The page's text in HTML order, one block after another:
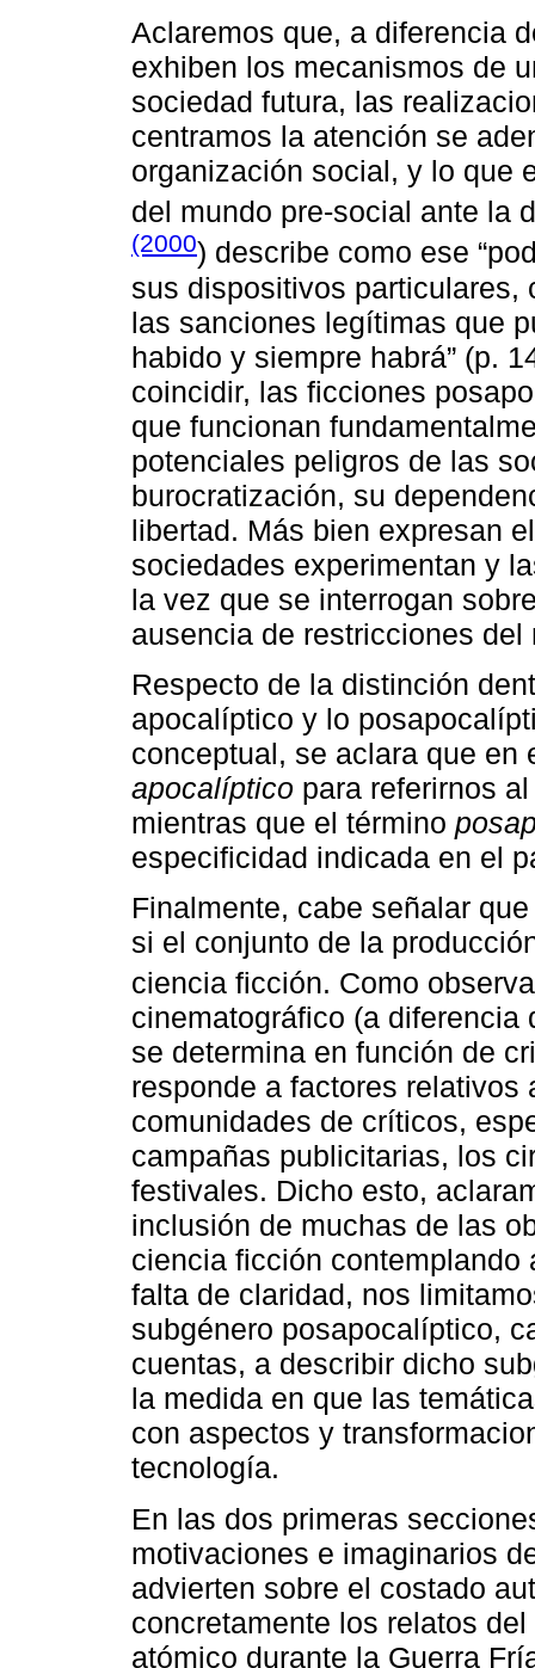
Aclaremos que, a diferencia
exhiben los mecanismos de
sociedad futura, las
centramos la atención se
organización social, y lo que
del mundo pre-social ante la
(2000) describe como ese
sus dispositivos particulares,
las sanciones legítimas que
habido y siempre habrá” (p.
coincidir, las ficciones
que funcionan
potenciales peligros de las
burocratización, su
libertad. Más bien expresan
sociedades experimentan y
la vez que se interrogan
ausencia de restricciones del
Respecto de la distinción
apocalíptico y lo
conceptual, se aclara que
apocalíptico para referirnos
mientras que el término
especificidad indicada en el
Finalmente, cabe señalar
si el conjunto de la
ciencia ficción. Como
cinematográfico (a
se determina en función de
responde a factores
comunidades de críticos,
campañas publicitarias, los
festivales. Dicho esto,
inclusión de muchas de las
ciencia ficción
falta de claridad, nos
subgénero posapocalíptico,
cuentas, a describir dicho
la medida en que las
con aspectos y
tecnología.
En las dos primeras
motivaciones e imaginarios
advierten sobre el costado
concretamente los relatos
atómico durante la Guerra